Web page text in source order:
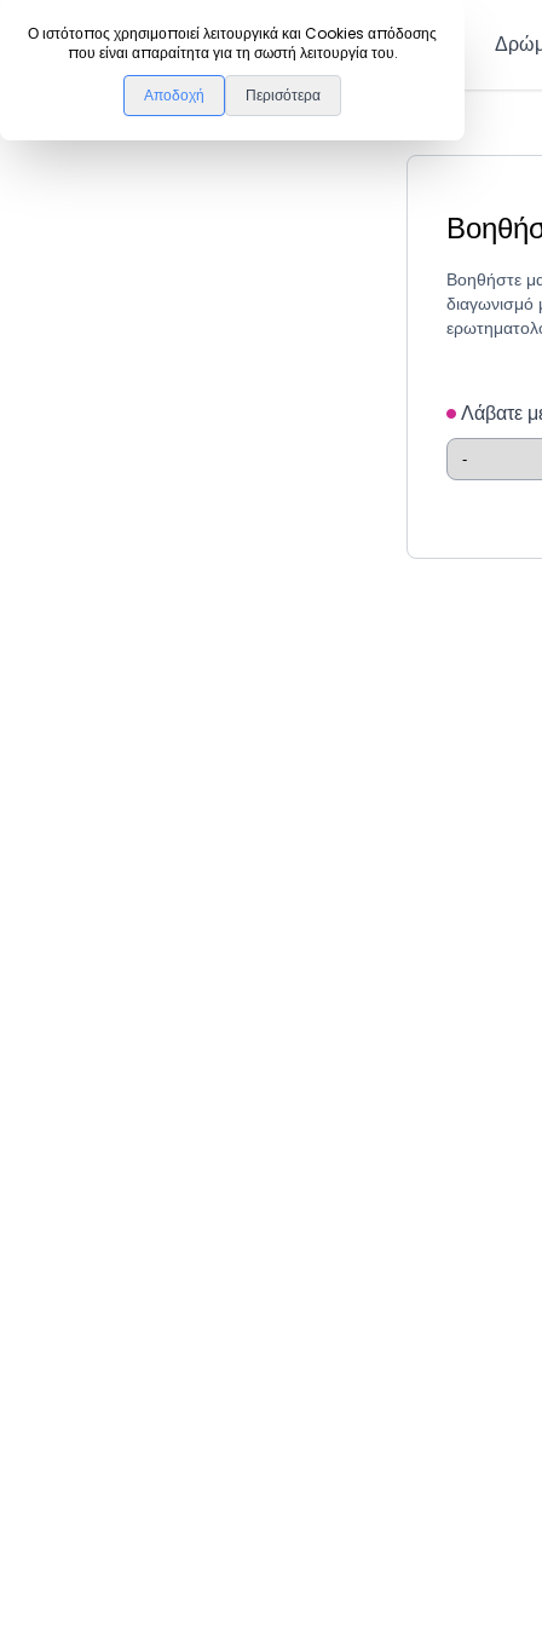
Ο ιστότοπος χρησιμοποιεί λειτουργικά και Cookies απόδοσης
που είναι απαραίτητα για τη σωστή λειτουργία του.
Αποδοχή Περισότερα
DanceLink Μέλη
Βοηθήστε
Λάβατε